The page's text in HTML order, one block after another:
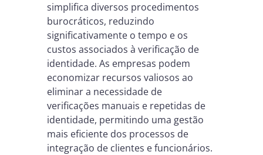
simplifica diversos procedimentos
burocráticos, reduzindo
significativamente o tempo e os
custos associados à verificação de
identidade. As empresas podem
economizar recursos valiosos ao
eliminar a necessidade de
verificações manuais e repetidas de
identidade, permitindo uma gestão
mais eficiente dos processos de
integração de clientes e funcionários.